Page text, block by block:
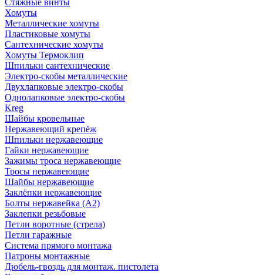
Стяжные винты
Хомуты
Металлические хомуты
Пластиковые хомуты
Сантехнические хомуты
Хомуты Термоклип
Шпильки сантехнические
Электро-скобы металлические
Двухлапковые электро-скобы
Однолапковые электро-скобы
Kreg
Шайбы кровельные
Нержавеющий крепёж
Шпильки нержавеющие
Гайки нержавеющие
Зажимы троса нержавеющие
Тросы нержавеющие
Шайбы нержавеющие
Заклёпки нержавеющие
Болты нержавейка (А2)
Заклепки резьбовые
Петли воротные (стрела)
Петли гаражные
Система прямого монтажа
Патроны монтажные
Дюбель-гвоздь для монтаж. пистолета